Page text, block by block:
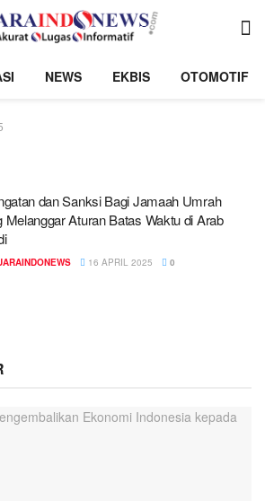
NEWS EKBIS OTOMOTIF
dan Sanksi Bagi Jamaah Umrah
Melanggar Aturan Batas Waktu di Arab
16 APRIL 2025 0